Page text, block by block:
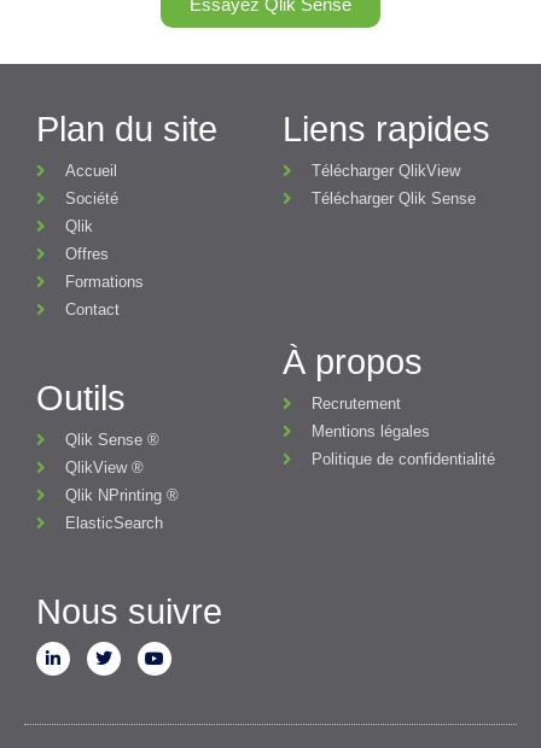
Essayez Qlik Sense
Plan du site
Accueil
Société
Qlik
Offres
Formations
Contact
Liens rapides
Télécharger QlikView
Télécharger Qlik Sense
Outils
Qlik Sense ®
QlikView ®
Qlik NPrinting ®
ElasticSearch
À propos
Recrutement
Mentions légales
Politique de confidentialité
Nous suivre